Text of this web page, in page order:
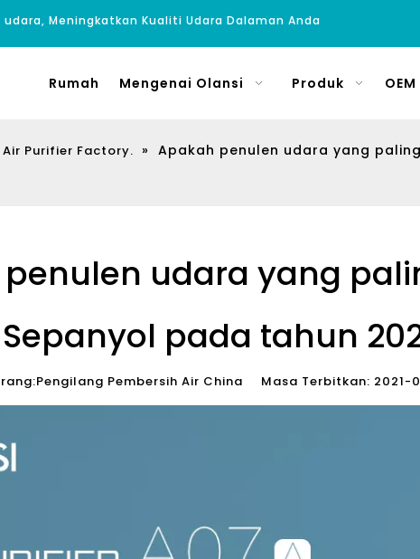
Meningkatkan Kualiti Udara Dalaman Anda
Rumah Mengenai Olansi Produk
Air Purifier Factory. » Apakah penulen udara yang
udara yang
Sepanyol pada tahun
Pembersih Air China Masa Terbitkan: